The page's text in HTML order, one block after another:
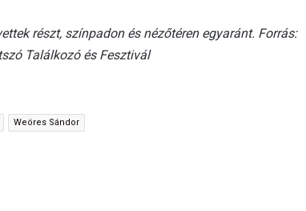
részt, színpadon és nézőtéren egyaránt. Forrás:
Találkozó és Fesztivál
Weöres Sándor